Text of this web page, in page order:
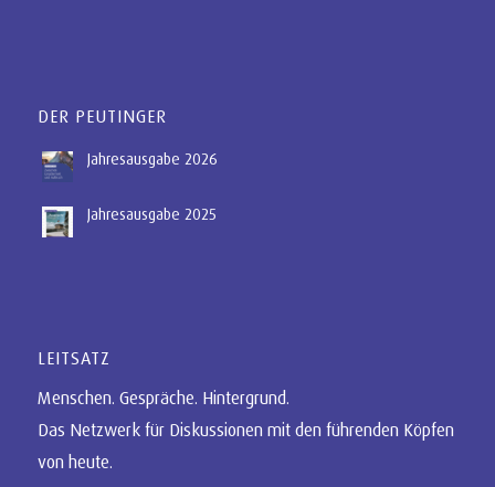
DER PEUTINGER
Jahresausgabe 2026
Jahresausgabe 2025
LEITSATZ
Menschen. Gespräche. Hintergrund.
Das Netzwerk für Diskussionen mit den führenden Köpfen
von heute.